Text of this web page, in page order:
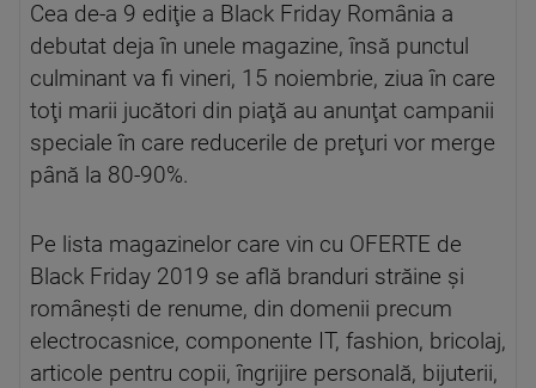
Cea de-a 9 ediţie a Black Friday România a
debutat deja în unele magazine, însă punctul
culminant va fi vineri, 15 noiembrie, ziua în care
toţi marii jucători din piaţă au anunţat campanii
speciale în care reducerile de preţuri vor merge
până la 80-90%.
Pe lista magazinelor care vin cu OFERTE de
Black Friday 2019 se află branduri străine și
românești de renume, din domenii precum
electrocasnice, componente IT, fashion, bricolaj,
articole pentru copii, îngrijire personală, bijuterii,